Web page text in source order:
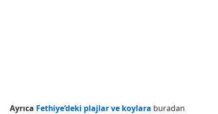
Ayrıca Fethiye’deki plajlar ve koylara buradan